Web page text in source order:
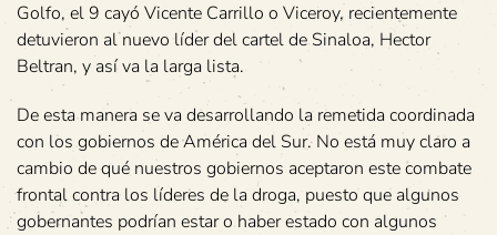
Golfo, el 9 cayó Vicente Carrillo o Viceroy, recientemente
detuvieron al nuevo líder del cartel de Sinaloa, Hector
Beltran, y así va la larga lista.
De esta manera se va desarrollando la remetida coordinada
con los gobiernos de América del Sur. No está muy claro a
cambio de qué nuestros gobiernos aceptaron este combate
frontal contra los líderes de la droga, puesto que algunos
gobernantes podrían estar o haber estado con algunos